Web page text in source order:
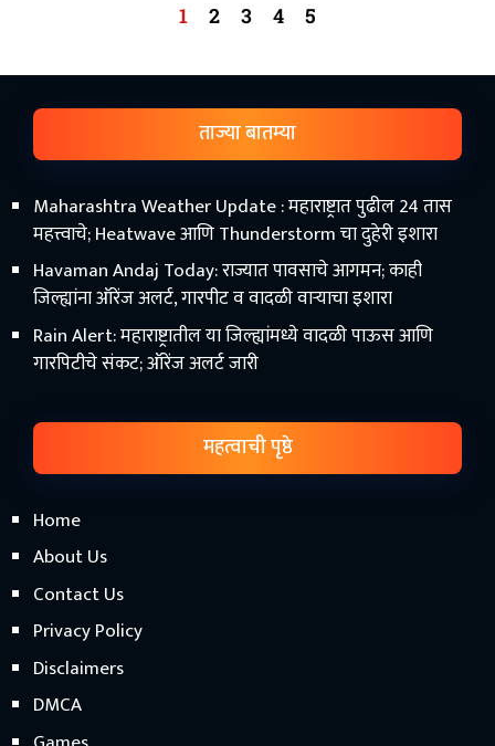
1 2 3 4 5
ताज्या बातम्या
Maharashtra Weather Update : महाराष्ट्रात पुढील 24 तास
महत्त्वाचे; Heatwave आणि Thunderstorm चा दुहेरी इशारा
Havaman Andaj Today: राज्यात पावसाचे आगमन; काही
जिल्ह्यांना ऑरेंज अलर्ट, गारपीट व वादळी वाऱ्याचा इशारा
Rain Alert: महाराष्ट्रातील या जिल्ह्यांमध्ये वादळी पाऊस आणि
गारपिटीचे संकट; ऑरेंज अलर्ट जारी
महत्वाची पृष्ठे
Home
About Us
Contact Us
Privacy Policy
Disclaimers
DMCA